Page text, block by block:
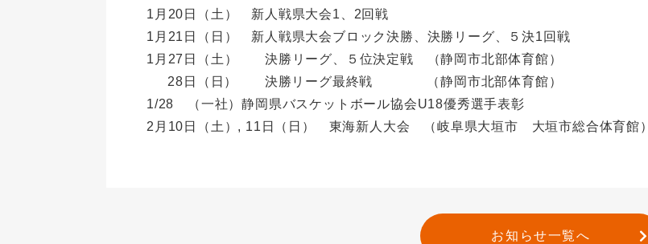
1月20日（土） 新人戦県大会1、2回戦
1月21日（日） 新人戦県大会ブロック決勝、決勝リーグ、５決1回戦
1月27日（土） 決勝リーグ、５位決定戦 （静岡市北部体育館）
28日（日） 決勝リーグ最終戦 （静岡市北部体育館）
1/28 （一社）静岡県バスケットボール協会U18優秀選手表彰
2月10日（土）, 11日（日） 東海新人大会 （岐阜県大垣市 大垣市総合体育館）
お知らせ一覧へ